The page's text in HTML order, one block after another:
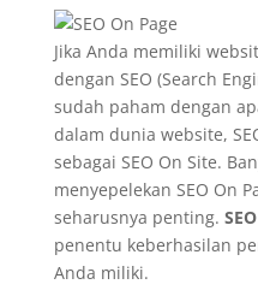
Jika Anda memiliki
dengan SEO (Search
sudah paham dengan
dalam dunia website,
sebagai SEO On Site.
menyepelekan SEO On
seharusnya penting.
penentu keberhasilan
Anda miliki.